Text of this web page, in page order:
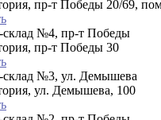
пр-т Победы 20/69,
склад №4, пр-т Победы
пр-т Победы 30
склад №3, ул. Демышева
ул. Демышева, 100